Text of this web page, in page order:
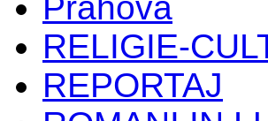
RELIGIE-
REPORTAJ